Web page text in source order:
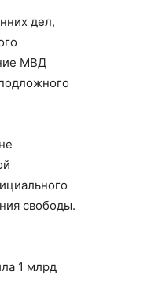
дел,
МВД
свободы.
1 млрд